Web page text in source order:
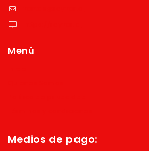
Menú
Medios de pago: